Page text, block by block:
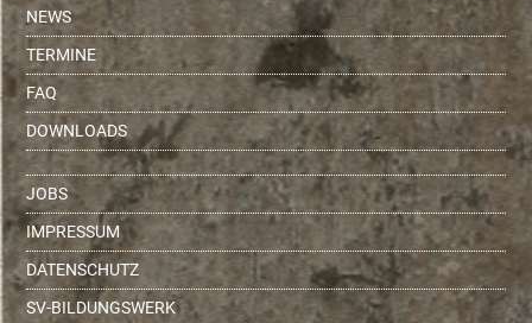
NEWS
TERMINE
FAQ
DOWNLOADS
JOBS
IMPRESSUM
DATENSCHUTZ
SV-BILDUNGSWERK